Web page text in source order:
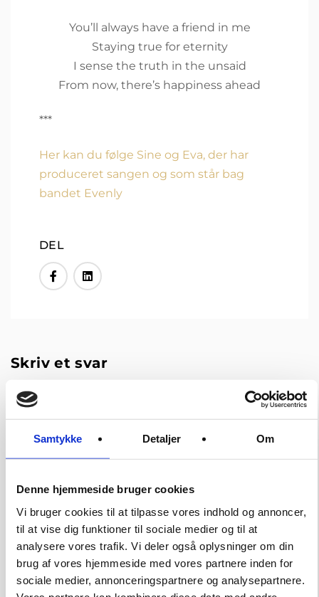
Samtykke Detaljer Om
Denne hjemmeside bruger cookies
Vi bruger cookies til at tilpasse vores indhold og annoncer,
til at vise dig funktioner til sociale medier og til at
analysere vores trafik. Vi deler også oplysninger om din
brug af vores hjemmeside med vores partnere inden for
sociale medier, annonceringspartnere og analysepartnere.
You’ll always have a friend in me
Staying true for eternity
I sense the truth in the unsaid
From now, there’s happiness ahead
***
Her kan du følge Sine og Eva, der har
produceret sangen og som står bag
bandet Evenly
DEL
Skriv et svar
Din e-mailadresse vil ikke blive publiceret. Krævede
felter er markeret med